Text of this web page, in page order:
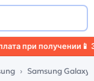
при получении📱
Samsung Galaxy